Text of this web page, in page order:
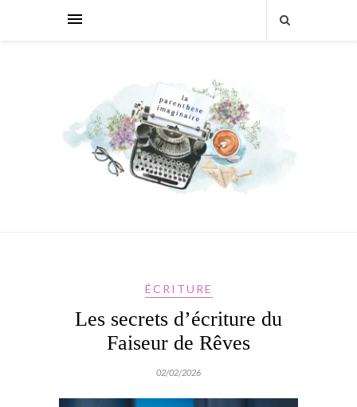
ÉCRITURE
Les secrets d’écriture du
Faiseur de Rêves
02/02/2026